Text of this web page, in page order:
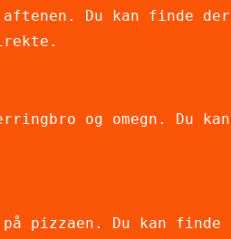
Du kan finde
og omegn. Du
pizzaen. Du kan